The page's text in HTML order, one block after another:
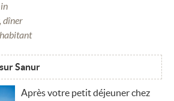
dîner
Sanur
Après votre petit déjeuner chez